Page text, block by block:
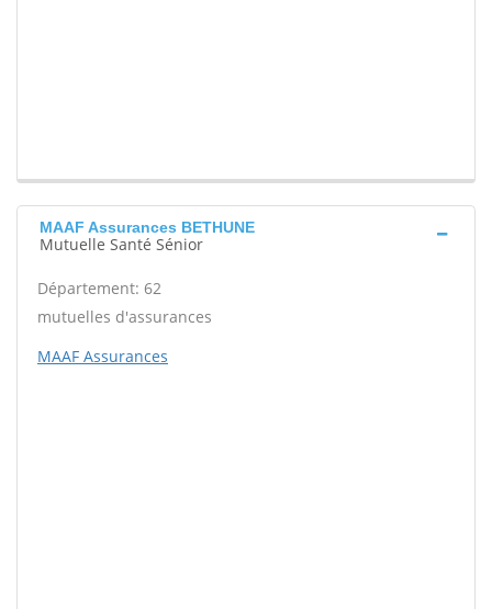
MAAF Assurances BETHUNE
Mutuelle Santé Sénior
Département: 62
mutuelles d'assurances
MAAF Assurances